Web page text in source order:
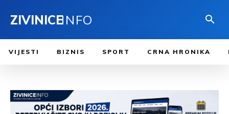
ZIVINICEINFO
VIJESTI BIZNIS SPORT CRNA HRONIKA